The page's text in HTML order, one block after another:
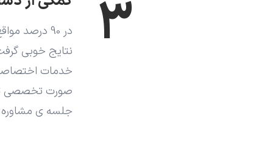
۳
در 90
نتایج خوبی
خدمات
صورت تخصصی
جلسه ی مشاوره